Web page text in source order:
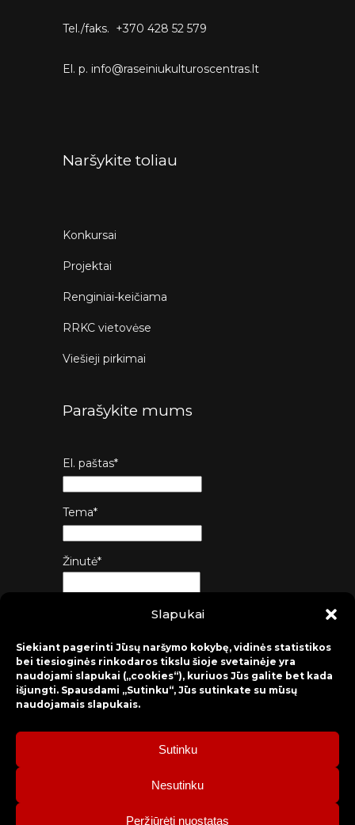
Slapukai
Siekiant pagerinti Jūsų naršymo kokybę, vidinės statistikos
bei tiesioginės rinkodaros tikslu šioje svetainėje yra
naudojami slapukai („cookies“), kuriuos Jūs galite bet kada
išjungti. Spausdami „Sutinku“, Jūs sutinkate su mūsų
naudojamais slapukais.
Sutinku
Nesutinku
Peržiūrėti nuostatas
Tel./faks. +370 428 52 579
El. p. info@raseiniukulturoscentras.lt
Naršykite toliau
Konkursai
Projektai
Renginiai-keičiama
RRKC vietovėse
Viešieji pirkimai
Parašykite mums
El. paštas*
Tema*
Žinutė*
2026 © Raseinių rajono kultūros centras